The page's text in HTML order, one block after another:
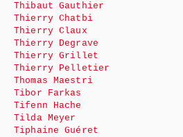
Thibaut Gauthier
Thierry Chatbi
Thierry Claux
Thierry Degrave
Thierry Grillet
Thierry Pelletier
Thomas Maestri
Tibor Farkas
Tifenn Hache
Tilda Meyer
Tiphaine Guéret